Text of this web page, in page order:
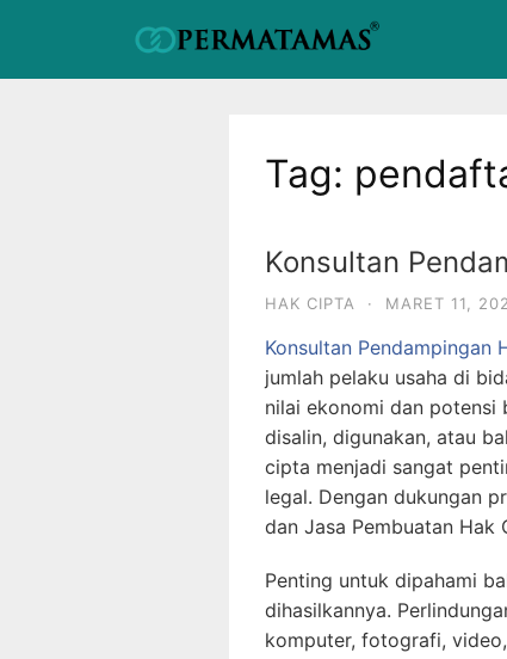
Tag:
Konsultan
HAK CIPTA · MARET 11,
Konsultan Pendampingan
jumlah pelaku usaha di
nilai ekonomi dan potensi
disalin, digunakan, atau
cipta menjadi sangat
legal. Dengan dukungan
dan Jasa Pembuatan Hak
Penting untuk dipahami
dihasilkannya.
komputer, fotografi,